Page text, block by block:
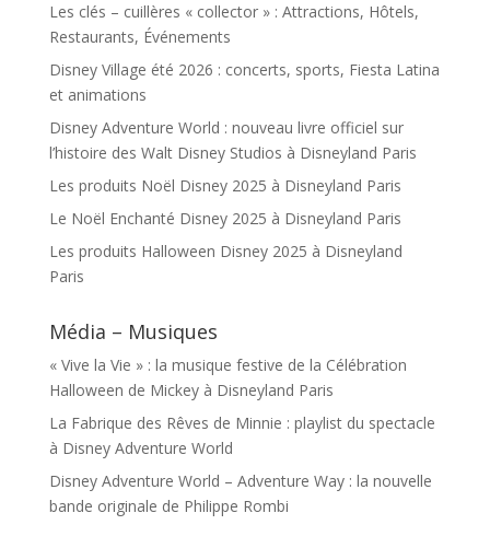
Les clés – cuillères « collector » : Attractions, Hôtels,
Restaurants, Événements
Disney Village été 2026 : concerts, sports, Fiesta Latina
et animations
Disney Adventure World : nouveau livre officiel sur
l’histoire des Walt Disney Studios à Disneyland Paris
Les produits Noël Disney 2025 à Disneyland Paris
Le Noël Enchanté Disney 2025 à Disneyland Paris
Les produits Halloween Disney 2025 à Disneyland
Paris
Média – Musiques
« Vive la Vie » : la musique festive de la Célébration
Halloween de Mickey à Disneyland Paris
La Fabrique des Rêves de Minnie : playlist du spectacle
à Disney Adventure World
Disney Adventure World – Adventure Way : la nouvelle
bande originale de Philippe Rombi